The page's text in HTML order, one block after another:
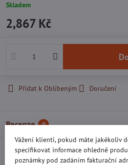
Skladem
2,867 Kč
Přidat k Oblíbeným Doručení
Recenze 0
Diskuse 0
Vážení klienti, pokud máte jakékoliv
specifikovat informace ohledně
poznámky pod zadáním fakturační